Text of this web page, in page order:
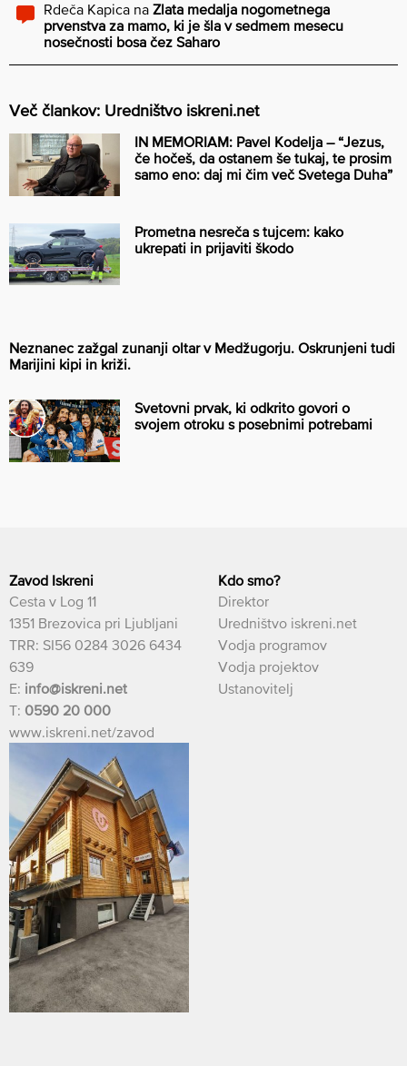
Rdeča Kapica na Zlata medalja nogometnega
prvenstva za mamo, ki je šla v sedmem mesecu
nosečnosti bosa čez Saharo
Več člankov: Uredništvo iskreni.net
IN MEMORIAM: Pavel Kodelja – “Jezus,
če hočeš, da ostanem še tukaj, te prosim
samo eno: daj mi čim več Svetega Duha”
Prometna nesreča s tujcem: kako
ukrepati in prijaviti škodo
Neznanec zažgal zunanji oltar v Medžugorju. Oskrunjeni tudi
Marijini kipi in križi.
Svetovni prvak, ki odkrito govori o
svojem otroku s posebnimi potrebami
Zavod Iskreni
Cesta v Log 11
1351 Brezovica pri Ljubljani
TRR: SI56 0284 3026 6434
639
E: info@iskreni.net
T: 0590 20 000
www.iskreni.net/zavod
Kdo smo?
Direktor
Uredništvo iskreni.net
Vodja programov
Vodja projektov
Ustanovitelj